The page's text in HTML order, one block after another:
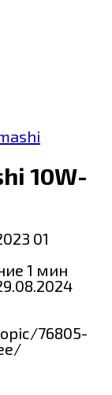
10W-
1 мин
76805-